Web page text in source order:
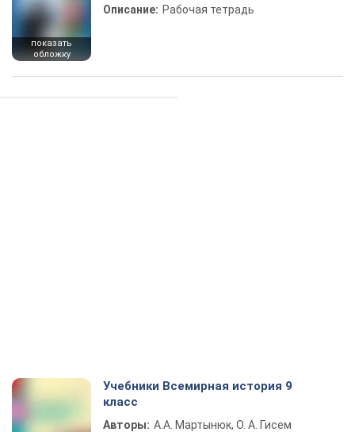
показать
обложку
Описание: Рабочая тетрадь
Учебники Всемирная история 9
класс
Авторы: А.А. Мартынюк, О. А. Гисем